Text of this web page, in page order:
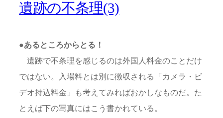
遺跡の不条理(3)
●あるところからとる！
遺跡で不条理を感じるのは外国人料金のことだけ
ではない。入場料とは別に徴収される「カメラ・ビ
デオ持込料金」も考えてみればおかしなものだ。た
とえば下の写真にはこう書かれている。